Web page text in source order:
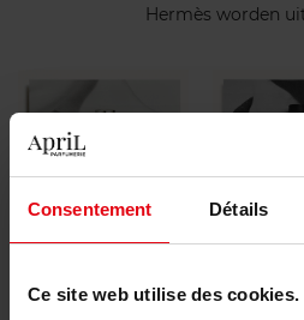
Consentement Détails
Ce site web utilise des cookies.
Hermès worden